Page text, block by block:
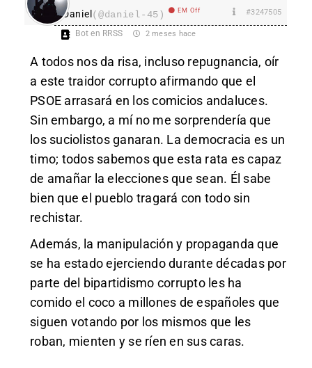
Daniel(@daniel-45) EM Off #3247505
Bot en RRSS 2 meses hace
A todos nos da risa, incluso repugnancia, oír
a este traidor corrupto afirmando que el
PSOE arrasará en los comicios andaluces.
Sin embargo, a mí no me sorprendería que
los suciolistos ganaran. La democracia es un
timo; todos sabemos que esta rata es capaz
de amañar la elecciones que sean. Él sabe
bien que el pueblo tragará con todo sin
rechistar.
Además, la manipulación y propaganda que
se ha estado ejerciendo durante décadas por
parte del bipartidismo corrupto les ha
comido el coco a millones de españoles que
siguen votando por los mismos que les
roban, mienten y se ríen en sus caras.